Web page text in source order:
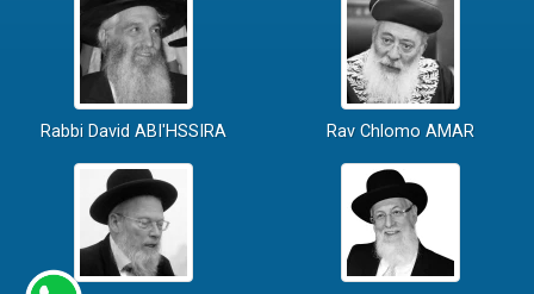
Rabbi David ABI'HSSIRA Rav Chlomo AMAR